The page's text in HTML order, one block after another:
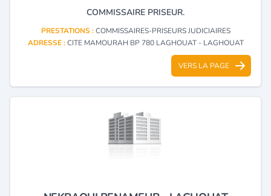
COMMISSAIRE PRISEUR.
PRESTATIONS :COMMISSAIRES-PRISEURS JUDICIAIRES
ADRESSE :CITE MAMOURAH BP 780 LAGHOUAT - LAGHOUAT
VERS LA PAGE